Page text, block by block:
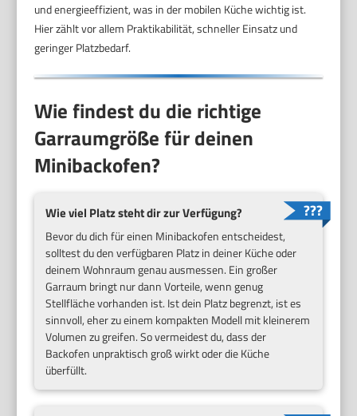
und energieeffizient, was in der mobilen Küche wichtig ist.
Hier zählt vor allem Praktikabilität, schneller Einsatz und
geringer Platzbedarf.
Wie findest du die richtige
Garraumgröße für deinen
Minibackofen?
Wie viel Platz steht dir zur Verfügung?
Bevor du dich für einen Minibackofen entscheidest,
solltest du den verfügbaren Platz in deiner Küche oder
deinem Wohnraum genau ausmessen. Ein großer
Garraum bringt nur dann Vorteile, wenn genug
Stellfläche vorhanden ist. Ist dein Platz begrenzt, ist es
sinnvoll, eher zu einem kompakten Modell mit kleinerem
Volumen zu greifen. So vermeidest du, dass der
Backofen unpraktisch groß wirkt oder die Küche
überfüllt.